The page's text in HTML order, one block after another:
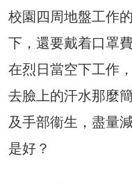
校園四周地盤工作
下，還要戴着口罩
在烈日當空下工作
去臉上的汗水那麼
及手部衞生，盡量
是好？